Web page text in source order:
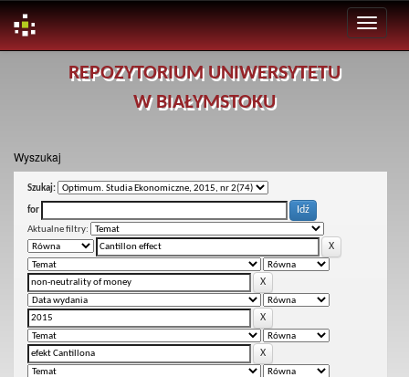
REPOZYTORIUM UNIWERSYTETU
W BIAŁYMSTOKU
Wyszukaj
Szukaj:
for
Aktualne filtry: